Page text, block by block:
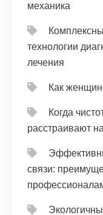
механика
технологии
лечения
Как
Когда
расстраивают
связи: